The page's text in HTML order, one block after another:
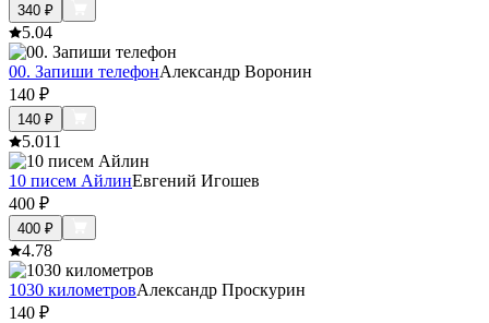
340 ₽
5.04
00. Запиши телефонАлександр Воронин
140 ₽
140 ₽
5.011
10 писем АйлинЕвгений Игошев
400 ₽
400 ₽
4.78
1030 километровАлександр Проскурин
140 ₽